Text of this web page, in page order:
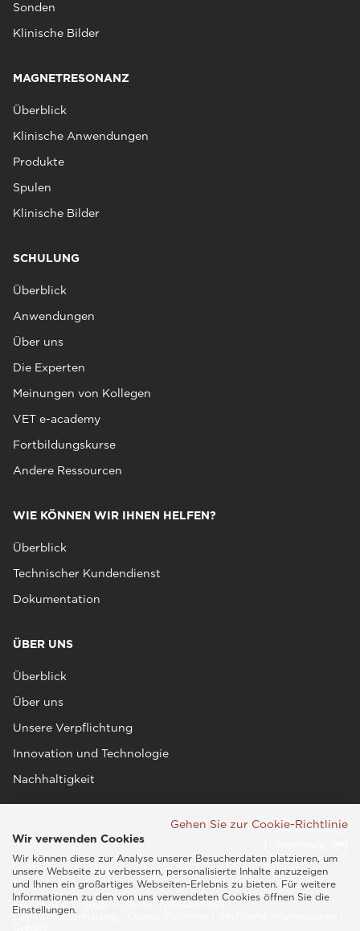
Sonden
Klinische Bilder
MAGNETRESONANZ
Überblick
Klinische Anwendungen
Produkte
Spulen
Klinische Bilder
SCHULUNG
Überblick
Anwendungen
Über uns
Die Experten
Meinungen von Kollegen
VET e-academy
Fortbildungskurse
Andere Ressourcen
WIE KÖNNEN WIR IHNEN HELFEN?
Überblick
Technischer Kundendienst
Dokumentation
ÜBER UNS
Überblick
Über uns
Unsere Verpflichtung
Innovation und Technologie
Nachhaltigkeit
Esaote SPA © 2026 - USt.-ID IT05131180969
Datenschutzerklärung
Gehen Sie zur Cookie-Richtlinie
Wir verwenden Cookies
Wir können diese zur Analyse unserer Besucherdaten platzieren, um
unsere Webseite zu verbessern, personalisierte Inhalte anzuzeigen
und Ihnen ein großartiges Webseiten-Erlebnis zu bieten. Für weitere
Informationen zu den von uns verwendeten Cookies öffnen Sie die
Einstellungen.